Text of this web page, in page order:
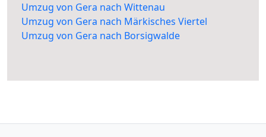
Umzug von Gera nach Wittenau
Umzug von Gera nach Märkisches Viertel
Umzug von Gera nach Borsigwalde